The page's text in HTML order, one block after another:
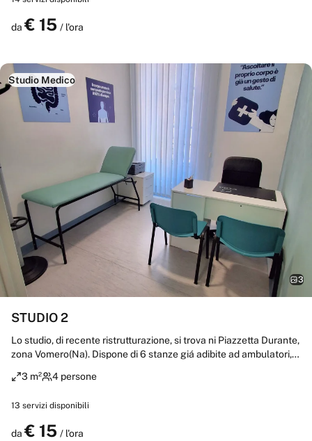
pulizia Servizio di segreteria Collaborazioni ed iniziative
da € 15 / l'ora
Studio Medico
3
STUDIO 2
Lo studio, di recente ristrutturazione, si trova ni Piazzetta Durante,
zona Vomero(Na). Dispone di 6 stanze giá adibite ad ambulatori,
pochi passi dalla Metropolitana-Linea 1 -Vanvitelli Include: Carta
pulizia Servizio di segreteria Collaborazioni ed iniziative
3 m² 4 persone
13 servizi disponibili
da € 15 / l'ora